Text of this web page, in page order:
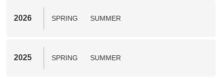
2026 SPRING SUMMER
2025 SPRING SUMMER